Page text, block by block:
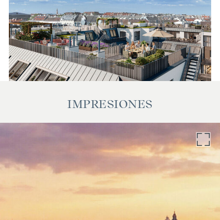
precio de compra más el 20% de IVA. Esta obligación de
comisión también se aplica si transmite a terceros la
información que se le ha facilitado. Existe una estrecha
relación económica con el vendedor. Nos gustaría señalar
que actuamos como doble intermediario. El contrato es
redactado y tramitado por ARNOLD Rechtsanwälte GmbH,
Stoß im Himmel 1, 1010 Viena. Los gastos ascienden al 1,5 %
gastos de caja y notaría.
El agente actúa como doble intermediario.
IMPRESIONES